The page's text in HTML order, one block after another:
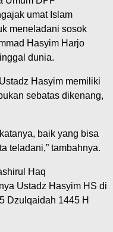
umat Islam
meneladani sosok
Hasyim Harjo
dunia.
Hasyim memiliki
sebatas dikenang,
baik yang bisa
teladani,” tambahnya.
Haq
Ustadz Hasyim HS di
Dzulqaidah 1445 H